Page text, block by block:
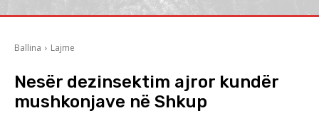
Ballina Lajme
Nesër dezinsektim ajror kundër
mushkonjave në Shkup